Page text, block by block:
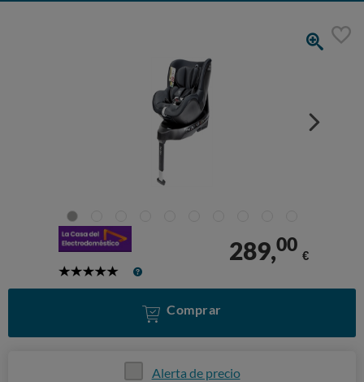
5
289,00
€
Comprar
Alerta de precio